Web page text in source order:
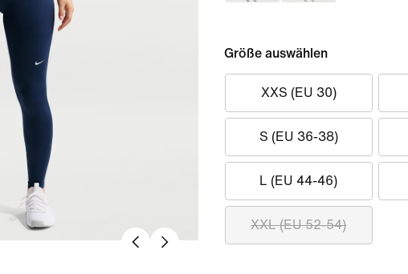
Größe auswählen
XXS (EU 30)
S (EU 36-38)
L (EU 44-46)
XXL (EU 52-54)